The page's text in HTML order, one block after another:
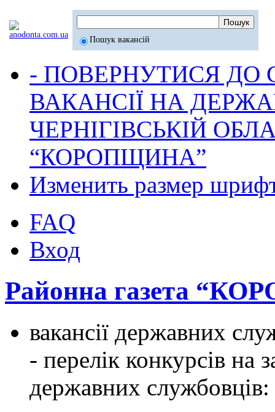
Пошук вакансій
- ПОВЕРНУТИСЯ ДО
ВАКАНСІЇ НА
ЧЕРНІГІВСЬКІЙ
“КОРОПЩИНА”
Изменить размер
FAQ
Вход
Районна газета
вакансії державних
- перелік конкурсів на
державних службовців: